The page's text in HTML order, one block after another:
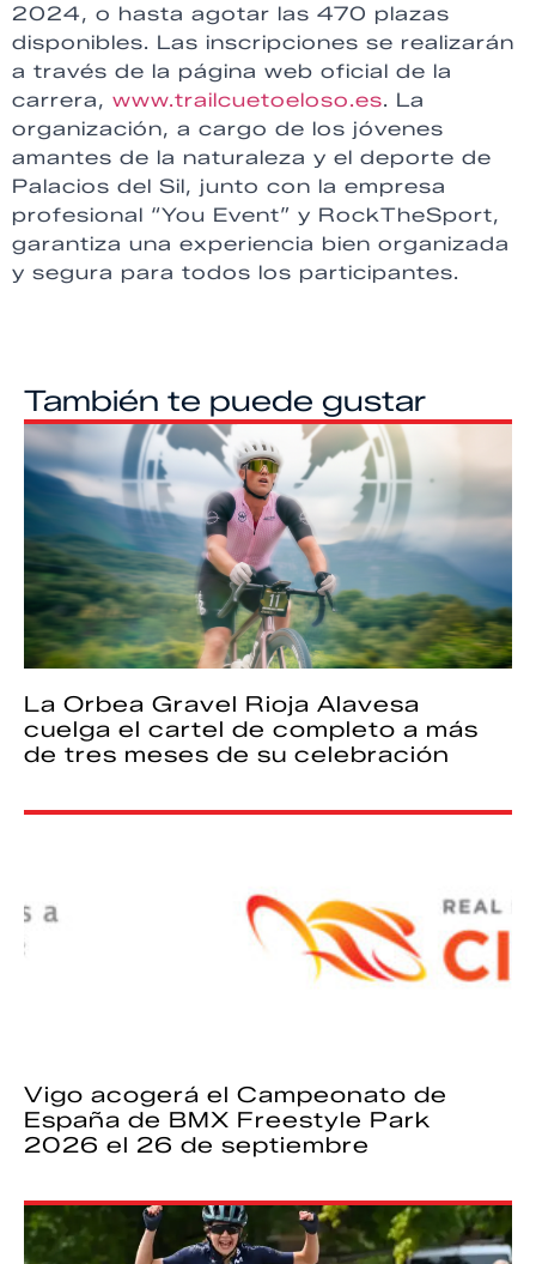
2024, o hasta agotar las 470 plazas
disponibles. Las inscripciones se realizarán
a través de la página web oficial de la
carrera, www.trailcuetoeloso.es. La
organización, a cargo de los jóvenes
amantes de la naturaleza y el deporte de
Palacios del Sil, junto con la empresa
profesional “You Event” y RockTheSport,
garantiza una experiencia bien organizada
y segura para todos los participantes.
También te puede gustar
La Orbea Gravel Rioja Alavesa
cuelga el cartel de completo a más
de tres meses de su celebración
Vigo acogerá el Campeonato de
España de BMX Freestyle Park
2026 el 26 de septiembre